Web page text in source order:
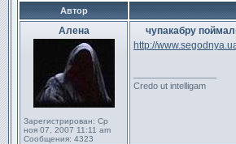
Автор
Алена
Зарегистрирован: Ср
ноя 07, 2007 11:11 am
Сообщения: 4323
Сообщение
чупакабру
http://
Credo ut intelligam